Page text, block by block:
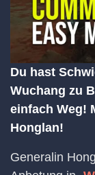
Du hast
Wuchang zu
einfach Weg!
Honglan!
Generalin